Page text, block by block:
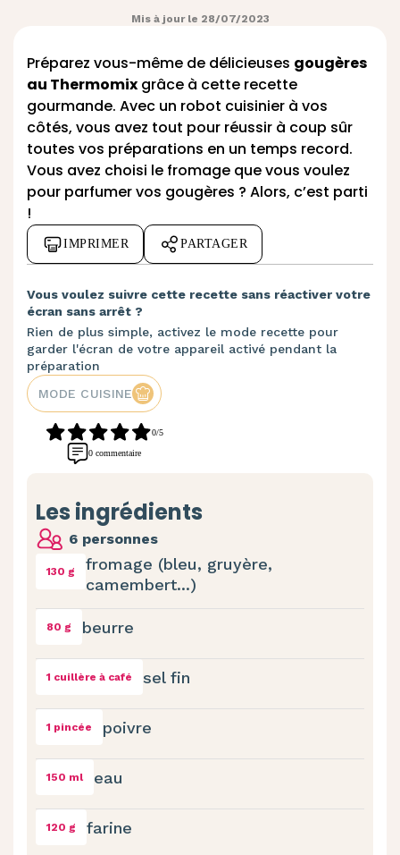
Mis à jour le 28/07/2023
Préparez vous-même de délicieuses gougères
au Thermomix grâce à cette recette
gourmande. Avec un robot cuisinier à vos
côtés, vous avez tout pour réussir à coup sûr
toutes vos préparations en un temps record.
Vous avez choisi le fromage que vous voulez
pour parfumer vos gougères ? Alors, c’est parti
!
IMPRIMER PARTAGER
Vous voulez suivre cette recette sans réactiver votre
écran sans arrêt ?
Rien de plus simple, activez le mode recette pour
garder l'écran de votre appareil activé pendant la
préparation
MODE CUISINE
0/5
0 commentaire
Les ingrédients
6 personnes
130 g
fromage (bleu, gruyère,
camembert...)
80 g beurre
1 cuillère à café sel fin
1 pincée poivre
150 ml eau
120 g farine